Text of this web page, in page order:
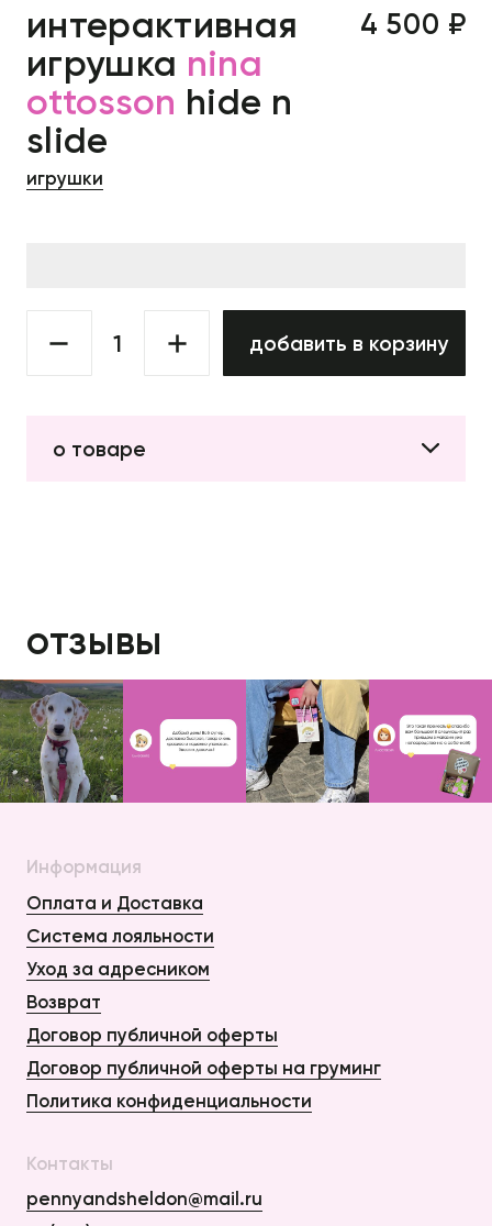
интерактивная
игрушка nina
ottosson hide n
slide
игрушки
4 500 ₽
добавить в корзину
о товаре
отзывы
Информация
Оплата и Доставка
Система лояльности
Уход за адресником
Возврат
Договор публичной оферты
Договор публичной оферты на груминг
Политика конфиденциальности
Контакты
pennyandsheldon@mail.ru